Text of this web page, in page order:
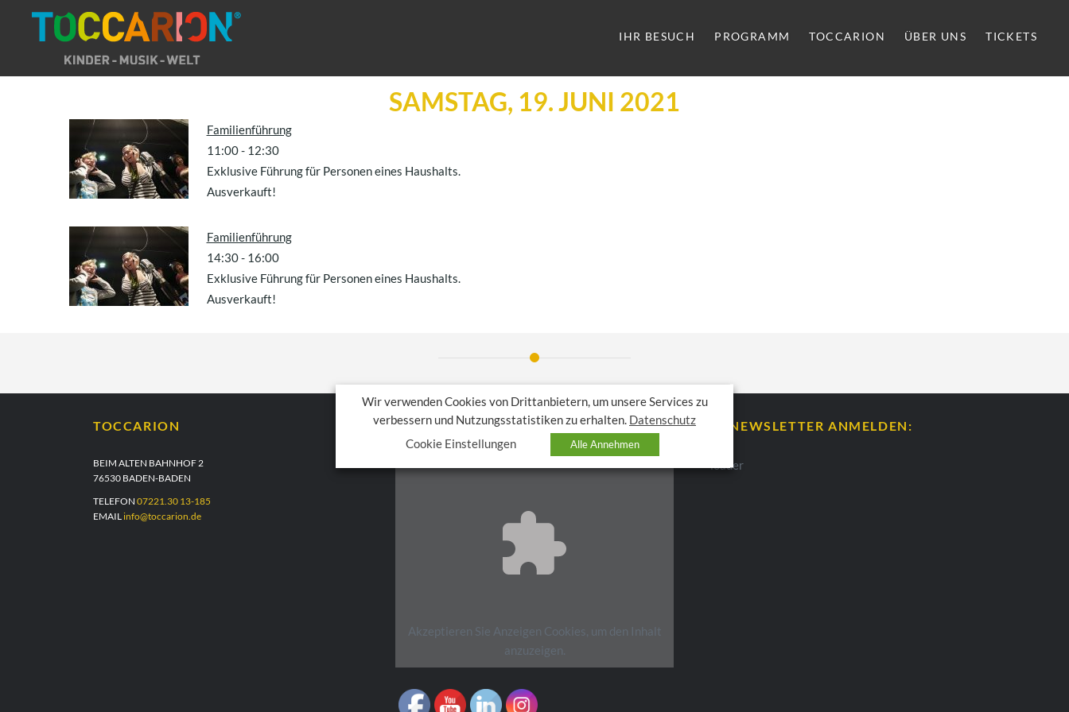
IHR BESUCH PROGRAMM TOCCARION ÜBER UNS TICKETS
SAMSTAG, 19. JUNI 2021
Familienführung
11:00- 12:30
Exklusive Führung für Personen eines Haushalts.
Ausverkauft!
Familienführung
14:30- 16:00
Exklusive Führung für Personen eines Haushalts.
Ausverkauft!
TOCCARION
BEIM ALTEN BAHNHOF 2
76530 BADEN-BADEN
TELEFON 07221.30 13-185
EMAIL info@toccarion.de
Akzeptieren Sie Anzeigen Cookies, um den Inhalt
anzuzeigen.
FÜR NEWSLETTER ANMELDEN:
Wir verwenden Cookies von Drittanbietern, um unsere Services zu
verbessern und Nutzungsstatistiken zu erhalten. Datenschutz
Cookie Einstellungen
Alle Annehmen